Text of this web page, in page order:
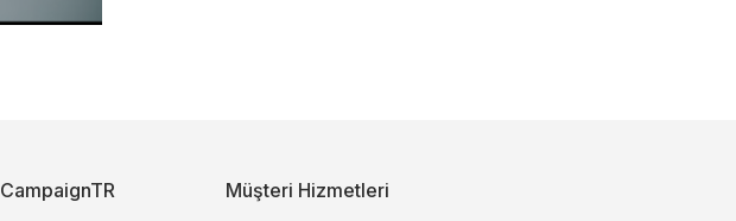
CampaignTR Müşteri Hizmetleri